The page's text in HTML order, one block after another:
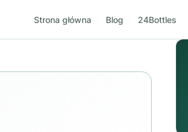
Strona główna Blog 24Bottles